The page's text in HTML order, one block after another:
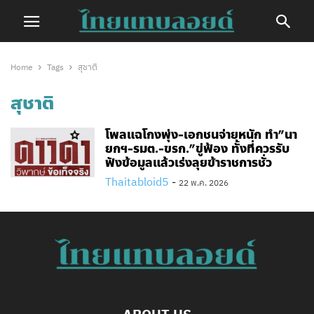
Home Tags สุชาติ
สุชาติ
โพลแฉโกงพุ่ง-เอกชนจ่ายหนัก ทำ”นา
ยกฯ-รมต.-ขรก.”ขู่ฟ้อง ทั้งที่ควรรับ
ฟังข้อมูลแล้วเร่งลุยข้าราชการชั่ว
Thaitabloid5 - 22 พ.ค. 2026